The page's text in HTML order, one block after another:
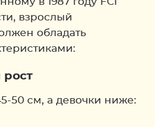
взрослый
обладать
50 см, а девочки ниже: